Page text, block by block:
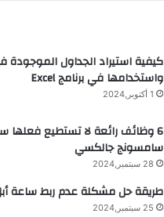
e
م
ت
و
كيفية استيراد الجداول الموجودة
واستخدامها في برنامج Excel
1 أكتوبر,2024
6 وظائف رائعة لا تستطيع
سامسونج جالكسي
28 سبتمبر,2024
طريقة حل مشكلة عدم ربط ساعة
25 سبتمبر,2024